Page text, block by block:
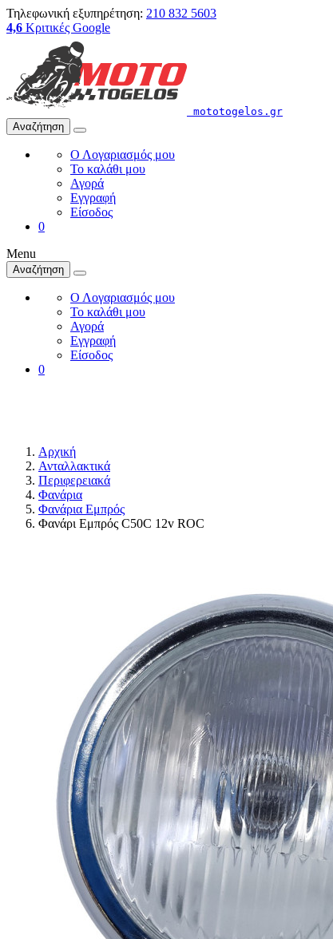
Τηλεφωνική εξυπηρέτηση: 210 832 5603
4,6 Κριτικές Google
mototogelos.gr
Αναζήτηση
Ο Λογαριασμός μου
Το καλάθι μου
Αγορά
Εγγραφή
Είσοδος
0
Menu
Αναζήτηση
Ο Λογαριασμός μου
Το καλάθι μου
Αγορά
Εγγραφή
Είσοδος
0
Αρχική
Ανταλλακτικά
Περιφερειακά
Φανάρια
Φανάρια Εμπρός
Φανάρι Εμπρός C50C 12v ROC